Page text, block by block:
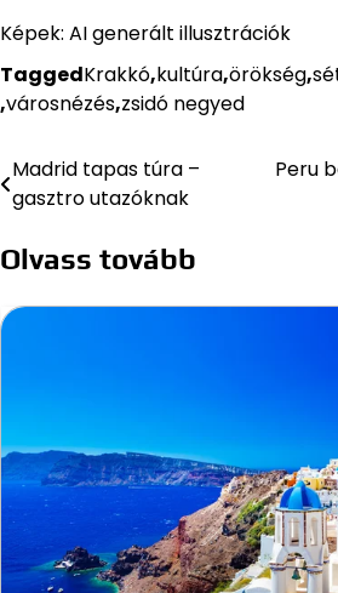
Képek: AI generált illusztrációk
TaggedKrakkó,kultúra,örökség,
,városnézés,zsidó negyed
Bejegyzés
navigáció
Madrid tapas túra –
gasztro utazóknak
Peru
Olvass tovább